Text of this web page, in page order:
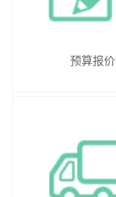
预算报价